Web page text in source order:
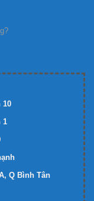
10
1
Q Bình Tân